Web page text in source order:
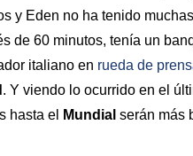
y Eden no ha tenido
de 60 minutos, tenía un
italiano en rueda de
. Y viendo lo ocurrido en el
hasta el
Mundial serán más